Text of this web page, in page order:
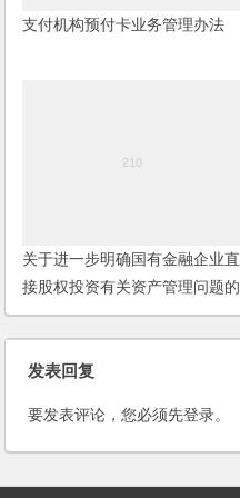
支付机构预付卡业务管理办法
关于进一步明确国有金融企业直
接股权投资有关资产管理问题的
通知
发表回复
要发表评论，您必须先登录。